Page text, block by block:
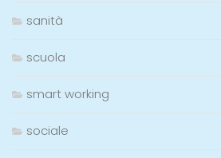
sanità
scuola
smart working
sociale